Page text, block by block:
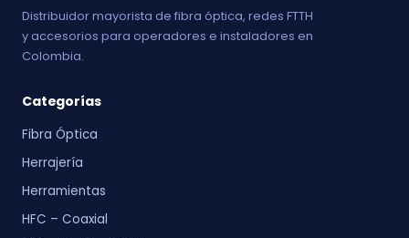
Distribuidor mayorista de fibra óptica, redes FTTH
y accesorios para operadores e instaladores en
Colombia.
Categorías
Fibra Óptica
Herrajería
Herramientas
HFC – Coaxial